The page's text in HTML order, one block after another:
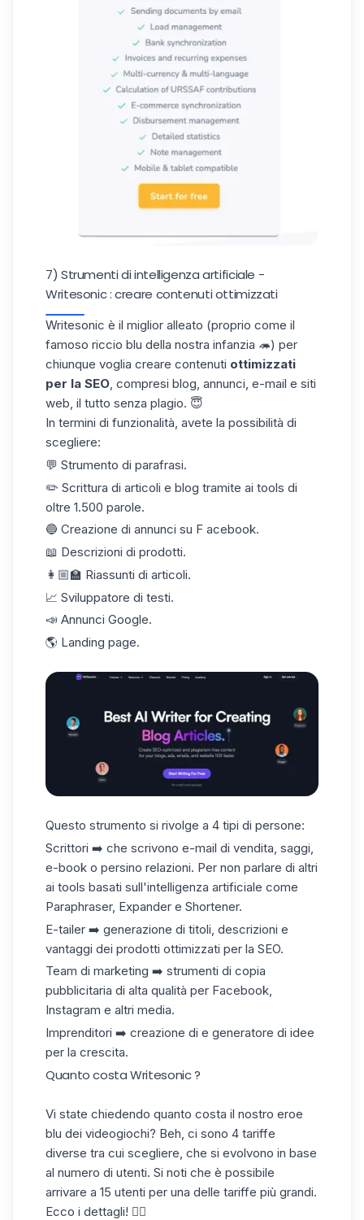
7) Strumenti di intelligenza artificiale -
Writesonic : creare contenuti ottimizzati
Writesonic è il miglior alleato (proprio come il
famoso riccio blu della nostra infanzia 🦔) per
chiunque voglia creare contenuti ottimizzati
per la SEO, compresi blog, annunci, e-mail e siti
web, il tutto senza plagio. 😇
In termini di funzionalità, avete la possibilità di
scegliere:
💬 Strumento di parafrasi.
✏️ Scrittura di articoli e blog tramite ai tools di
oltre 1.500 parole.
🔵 Creazione di annunci su F acebook.
📖 Descrizioni di prodotti.
👩🏼‍🏫 Riassunti di articoli.
📈 Sviluppatore di testi.
📣 Annunci Google.
🌎 Landing page.
Questo strumento si rivolge a 4 tipi di persone:
Scrittori ➡️ che scrivono e-mail di vendita, saggi,
e-book o persino relazioni. Per non parlare di altri
ai tools basati sull'intelligenza artificiale come
Paraphraser, Expander e Shortener.
E-tailer ➡️ generazione di titoli, descrizioni e
vantaggi dei prodotti ottimizzati per la SEO.
Team di marketing ➡️ strumenti di copia
pubblicitaria di alta qualità per Facebook,
Instagram e altri media.
Imprenditori ➡️ creazione di e generatore di idee
per la crescita.
Quanto costa Writesonic ?
Vi state chiedendo quanto costa il nostro eroe
blu dei videogiochi? Beh, ci sono 4 tariffe
diverse tra cui scegliere, che si evolvono in base
al numero di utenti. Si noti che è possibile
arrivare a 15 utenti per una delle tariffe più grandi.
Ecco i dettagli! 👇🏼